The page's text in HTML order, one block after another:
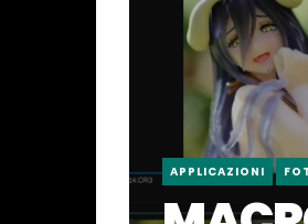
APPLICAZIONI